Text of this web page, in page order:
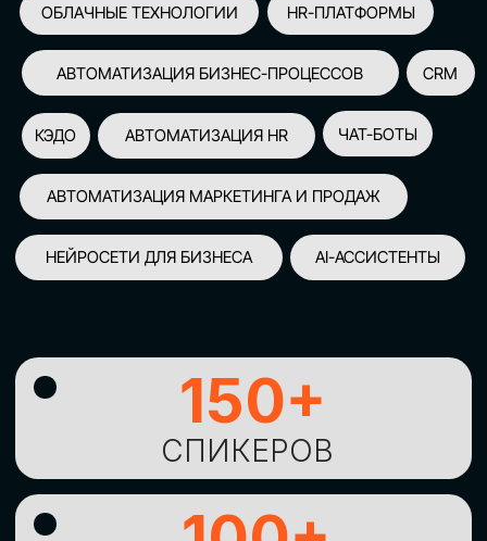
ПАРТНЕРОВ
100+
УЧАСТНИКОВ
2500+
GLOBAL TECH FORUM –
ИЗУЧЕНИЯНОВЫХ
ТЕХНОЛОГИЙИ
СТРАТЕГИЧЕСКИХ
ПОДХОДОВ К ЦИФРОВОЙ
ТРАНСФОРМАЦИИ
БИЗНЕСА